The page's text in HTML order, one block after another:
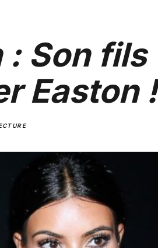
: Son fils
Easton !